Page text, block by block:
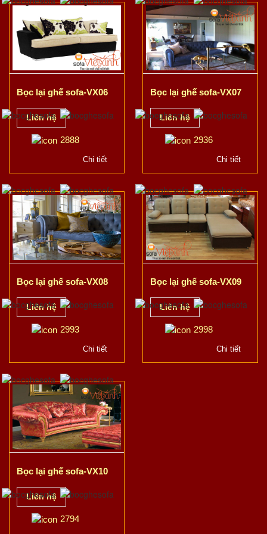
Bọc lại ghế sofa-VX06
Liên hệ
2888
Chi tiết
Bọc lại ghế sofa-VX07
Liên hệ
2936
Chi tiết
Bọc lại ghế sofa-VX08
Liên hệ
2993
Chi tiết
Bọc lại ghế sofa-VX09
Liên hệ
2998
Chi tiết
Bọc lại ghế sofa-VX10
Liên hệ
2794